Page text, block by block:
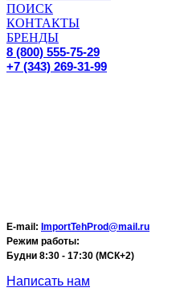
ПОИСК
КОНТАКТЫ
БРЕНДЫ
8 (800) 555-75-29
+7 (343) 269-31-99
E-mail: ImportTehProd@mail.ru
Режим работы:
Будни 8:30 - 17:30 (МСК+2)
Написать нам